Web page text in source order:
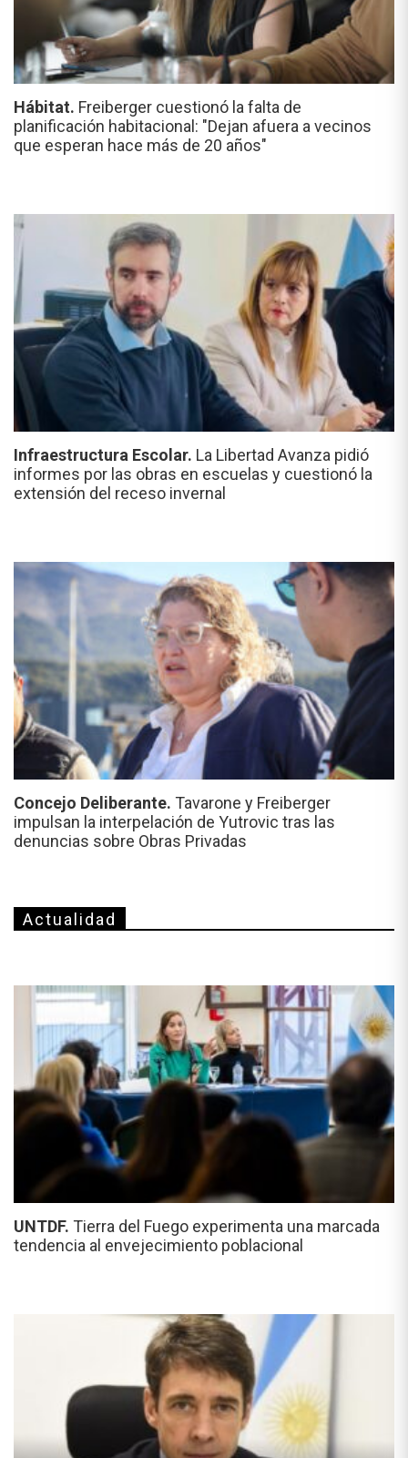
Hábitat. Freiberger cuestionó la falta de
planificación habitacional: "Dejan afuera a vecinos
que esperan hace más de 20 años"
Infraestructura Escolar. La Libertad Avanza pidió
informes por las obras en escuelas y cuestionó la
extensión del receso invernal
Concejo Deliberante. Tavarone y Freiberger
impulsan la interpelación de Yutrovic tras las
denuncias sobre Obras Privadas
Actualidad
UNTDF. Tierra del Fuego experimenta una marcada
tendencia al envejecimiento poblacional